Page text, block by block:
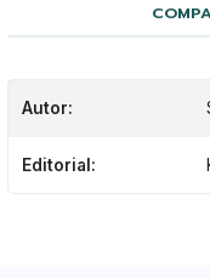
Autor:
Editorial: